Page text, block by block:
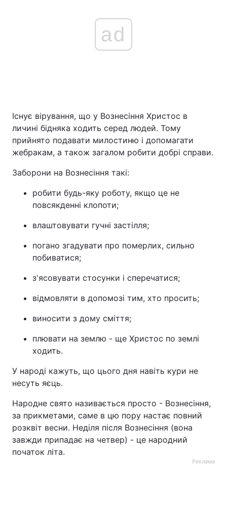
ad
Існує вірування, що у Вознесіння Христос в
личині бідняка ходить серед людей. Тому
прийнято подавати милостиню і допомагати
жебракам, а також загалом робити добрі справи.
Заборони на Вознесіння такі:
робити будь-яку роботу, якщо це не
повсякденні клопоти;
влаштовувати гучні застілля;
погано згадувати про померлих, сильно
побиватися;
з'ясовувати стосунки і сперечатися;
відмовляти в допомозі тим, хто просить;
виносити з дому сміття;
плювати на землю - ще Христос по землі
ходить.
У народі кажуть, що цього дня навіть кури не
несуть яєць.
Народне свято називається просто - Вознесіння,
за прикметами, саме в цю пору настає повний
розквіт весни. Неділя після Вознесіння (вона
завжди припадає на четвер) - це народний
початок літа.
Реклама